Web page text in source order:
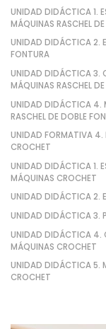
UNIDAD DIDÁCTICA 1.
MÁQUINAS RASCHEL
UNIDAD DIDÁCTICA 2.
FONTURA
UNIDAD DIDÁCTICA 3.
MÁQUINAS RASCHEL
UNIDAD DIDÁCTICA 4.
RASCHEL DE DOBLE
UNIDAD FORMATIVA 4.
CROCHET
UNIDAD DIDÁCTICA 1.
MÁQUINAS CROCHET
UNIDAD DIDÁCTICA 2.
UNIDAD DIDÁCTICA 3.
UNIDAD DIDÁCTICA 4.
MÁQUINAS CROCHET
UNIDAD DIDÁCTICA 5.
CROCHET